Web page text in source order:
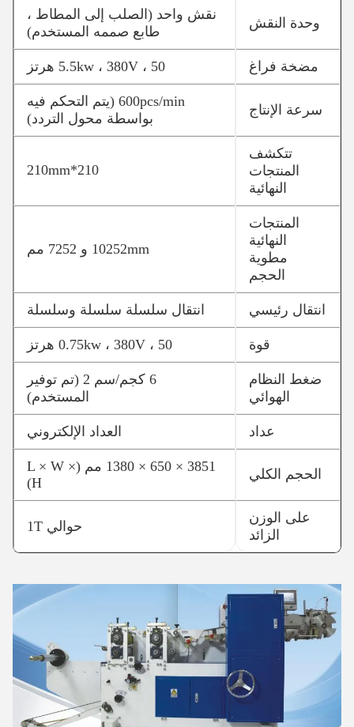
وحدة النقش
نقش واحد (الصلب إلى المطاط ،
طابع صممه المستخدم)
مضخة فراغ 5.5kw ، 380V ، 50 هرتز
سرعة الإنتاج
600pcs/min (يتم التحكم فيه
بواسطة محول التردد)
تتكشف
المنتجات
النهائية
210*210mm
المنتجات
النهائية
مطوية
الحجم
10252mm و 72 52 مم
انتقال رئيسي انتقال سلسلة سلسلة وسلسلة
قوة 0.75kw ، 380V ، 50 هرتز
ضغط النظام
الهوائي
6 كجم/سم 2 (تم توفير
المستخدم)
عداد العداد الإلكتروني
الحجم الكلي
3851 × 650 × 1380 مم (L × W ×
H)
على الوزن
الزائد
حوالي 1T